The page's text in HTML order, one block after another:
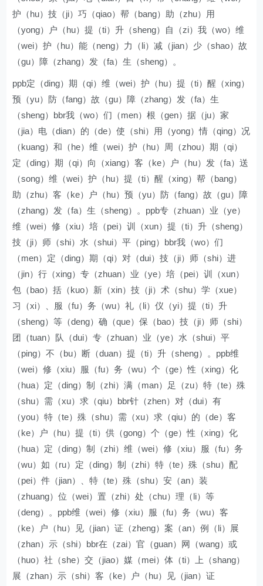
护（hu）技（ji）巧（qiao）帮（bang）助（zhu）用
（yong）户（hu）提（ti）升（sheng）自（zi）我（wo）维
（wei）护（hu）能（neng）力（li）减（jian）少（shao）故
（gu）障（zhang）发（fa）生（sheng）。
ppb定（ding）期（qi）维（wei）护（hu）提（ti）醒（xing）
预（yu）防（fang）故（gu）障（zhang）发（fa）生
（sheng）bbr我（wo）们（men）根（gen）据（ju）家
（jia）电（dian）的（de）使（shi）用（yong）情（qing）况
（kuang）和（he）维（wei）护（hu）周（zhou）期（qi）
定（ding）期（qi）向（xiang）客（ke）户（hu）发（fa）送
（song）维（wei）护（hu）提（ti）醒（xing）帮（bang）
助（zhu）客（ke）户（hu）预（yu）防（fang）故（gu）障
（zhang）发（fa）生（sheng）。ppb专（zhuan）业（ye）
维（wei）修（xiu）培（pei）训（xun）提（ti）升（sheng）
技（ji）师（shi）水（shui）平（ping）bbr我（wo）们
（men）定（ding）期（qi）对（dui）技（ji）师（shi）进
（jin）行（xing）专（zhuan）业（ye）培（pei）训（xun）
包（bao）括（kuo）新（xin）技（ji）术（shu）学（xue）
习（xi）、服（fu）务（wu）礼（li）仪（yi）提（ti）升
（sheng）等（deng）确（que）保（bao）技（ji）师（shi）
团（tuan）队（dui）专（zhuan）业（ye）水（shui）平
（ping）不（bu）断（duan）提（ti）升（sheng）。ppb维
（wei）修（xiu）服（fu）务（wu）个（ge）性（xing）化
（hua）定（ding）制（zhi）满（man）足（zu）特（te）殊
（shu）需（xu）求（qiu）bbr针（zhen）对（dui）有
（you）特（te）殊（shu）需（xu）求（qiu）的（de）客
（ke）户（hu）提（ti）供（gong）个（ge）性（xing）化
（hua）定（ding）制（zhi）维（wei）修（xiu）服（fu）务
（wu）如（ru）定（ding）制（zhi）特（te）殊（shu）配
（pei）件（jian）、特（te）殊（shu）安（an）装
（zhuang）位（wei）置（zhi）处（chu）理（li）等
（deng）。ppb维（wei）修（xiu）服（fu）务（wu）客
（ke）户（hu）见（jian）证（zheng）案（an）例（li）展
（zhan）示（shi）bbr在（zai）官（guan）网（wang）或
（huo）社（she）交（jiao）媒（mei）体（ti）上（shang）
展（zhan）示（shi）客（ke）户（hu）见（jian）证